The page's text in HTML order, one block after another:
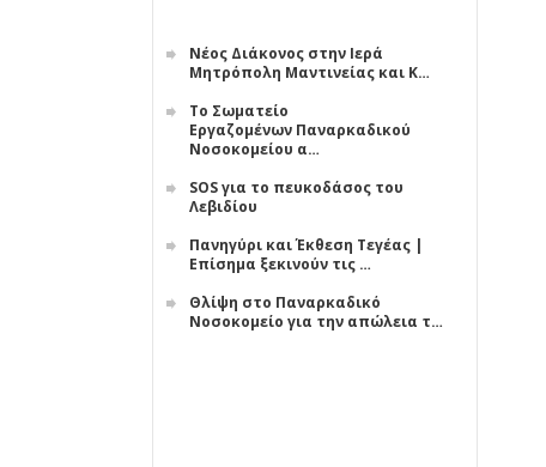
Νέος Διάκονος στην Ιερά
Μητρόπολη Μαντινείας και Κ…
Το Σωματείο
Εργαζομένων Παναρκαδικού
Νοσοκομείου α…
SOS για το πευκοδάσος του
Λεβιδίου
Πανηγύρι και Έκθεση Τεγέας |
Επίσημα ξεκινούν τις …
Θλίψη στο Παναρκαδικό
Νοσοκομείο για την απώλεια τ…